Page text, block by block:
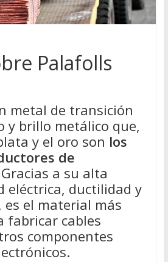
Palafolls
metal de transición
y brillo metálico que,
y el oro son los
de
a su alta
eléctrica, ductilidad y
es el material más
fabricar cables
componentes